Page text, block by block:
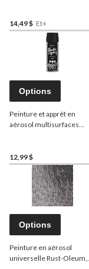
lustré, 340 g
14,49 $ Et+
Options
Peinture et apprêt en
aérosol multisurfaces
12,99 $
Options
Peinture en aérosol
universelle Rust-Oleum,